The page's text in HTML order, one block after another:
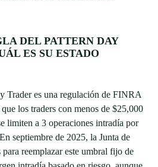
DEL PATTERN DAY
ES SU ESTADO
Trader es una regulación de FINRA
los traders con menos de $25,000
limiten a 3 operaciones intradía por
septiembre de 2025, la Junta de
reemplazar este umbral fijo de